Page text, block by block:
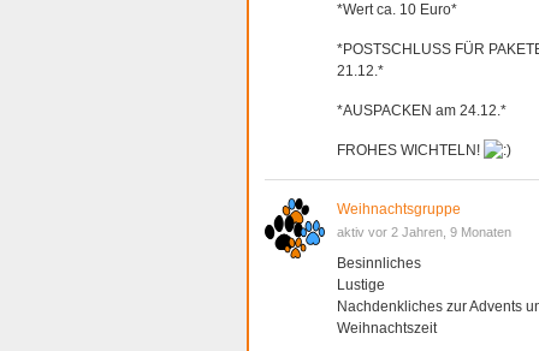
*Wert ca. 10 Euro*
*POSTSCHLUSS FÜR
21.12.*
*AUSPACKEN am 24.12.*
FROHES WICHTELN!
Weihnachtsgruppe
aktiv vor 2 Jahren, 9 Monaten
Besinnliches
Lustige
Nachdenkliches zur Advents
Weihnachtszeit